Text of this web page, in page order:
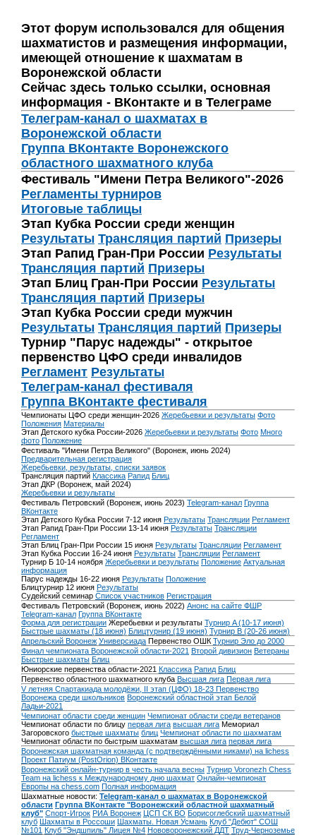
Этот форум использовался для общения
шахматистов и размещения информации,
имеющей отношение к шахматам в
Воронежской области
Сейчас здесь только ссылки, основная
информация - ВКонтакте и в Телеграме
Телеграм-канал о шахматах в
Воронежской области
Группа ВКонтакте Воронежского
областного шахматного клуба
Фестиваль "Имени Петра Великого"-2026
Регламенты турниров
Итоговые таблицы
Этап Кубка России среди женщин
Результаты Трансляция партий Призеры
Этап Рапид Гран-При России Результаты
Трансляция партий Призеры
Этап Блиц Гран-При России Результаты
Трансляция партий Призеры
Этап Кубка России среди мужчин
Результаты Трансляция партий Призеры
Турнир "Парус надежды" - открытое
первенство ЦФО среди инвалидов
Регламент Результаты
Телеграм-канал фестиваля
Группа ВКонтакте фестиваля
Чемпионаты ЦФО среди женщин-2026 Жеребьевки и результаты Фото
Положения Материалы
Этап Детского кубка России-2026 Жеребьевки и результаты Фото Много
фото Положение
Фестиваль "Имени Петра Великого" (Воронеж, июнь 2024)
Предварительная регистрация
Жеребьевки, результаты, списки заявок
Трансляция партий Классика Рапид Блиц
Этап ДКР (Воронеж, май 2024)
Жеребьевки и результаты
Фестиваль Петровский (Воронеж, июнь 2023) Telegram-канал Группа
ВКонтакте
Этап Детского Кубка России 7-12 июня Результаты Трансляции Регламент
Этап Рапид Гран-При России 13-14 июня Результаты Трансляции
Регламент
Этап Блиц Гран-При России 15 июня Результаты Трансляции Регламент
Этап Кубка России 16-24 июня Результаты Трансляции Регламент
Турнир Б 10-14 ноября Жеребьевки и результаты Положение Актуальная
информация
Парус надежды 16-22 июня Результаты Положение
Блицтурнир 12 июня Результаты
Судейский семинар Список участников Регистрация
Фестиваль Петровский (Воронеж, июнь 2022) Анонс на сайте ФШР
Telegram-канал Группа ВКонтакте
Форма для регистрации Жеребьевки и результаты Турнир A (10-17 июня)
Быстрые шахматы (18 июня) Блицтурнир (19 июня) Турнир B (20-26 июня)
Апрельский Воронеж Универсиада Первенство ОШК Турнир Эло до 2000
Финал чемпионата Воронежской области-2021 Второй дивизион Ветераны
Быстрые шахматы Блиц
Юниорские первенства области-2021 Классика Рапид Блиц
Первенство областного шахматного клуба Высшая лига Первая лига
V летняя Спартакиада молодёжи, II этап (ЦФО) 18-23 Первенство
Воронежа среди школьников Воронежский областной этап Белой
Ладьи-2021
Чемпионат области среди женщин Чемпионат области среди ветеранов
Чемпионат области по блицу первая лига высшая лига Мемориал
Загоровского быстрые шахматы блиц Чемпионат области по шахматам
Чемпионат области по быстрым шахматам высшая лига первая лига
Воронежская шахматная команда (с подтверждёнными никами) на lichess
Проект Патиум (PostOrion) ВКонтакте
Воронежский онлайн-турнир в честь начала весны Турнир Voronezh Chess
Team на lichess к Международному дню шахмат Онлайн-чемпионат
Европы на chess.com Полная информация
Шахматные новости: Telegram-канал о шахматах в Воронежской
области Группа ВКонтакте "Воронежский областной шахматный
клуб" Спорт-Игрок РИА Воронеж ЦСП СК ВО Борисоглебский шахматный
клуб Шахматы в Россоши Шахматы. Новая Усмань Клуб "Дебют" СОШ
№101 Клуб "Эндшпиль" Лицея №4 Нововоронежский ДДТ Труд-Черноземье